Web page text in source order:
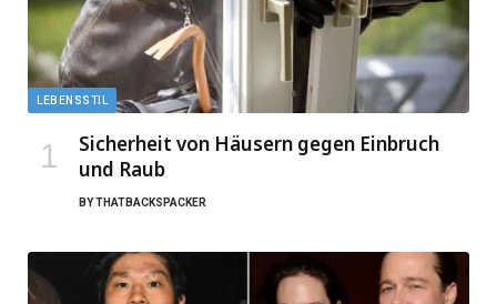
LEBENSSTIL
Sicherheit von Häusern gegen Einbruch
und Raub
BYTHATBACKSPACKER